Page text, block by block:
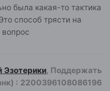
была какая-то тактика
способ трясти на
Эзотерики, Поддержать
: 2200396108086196